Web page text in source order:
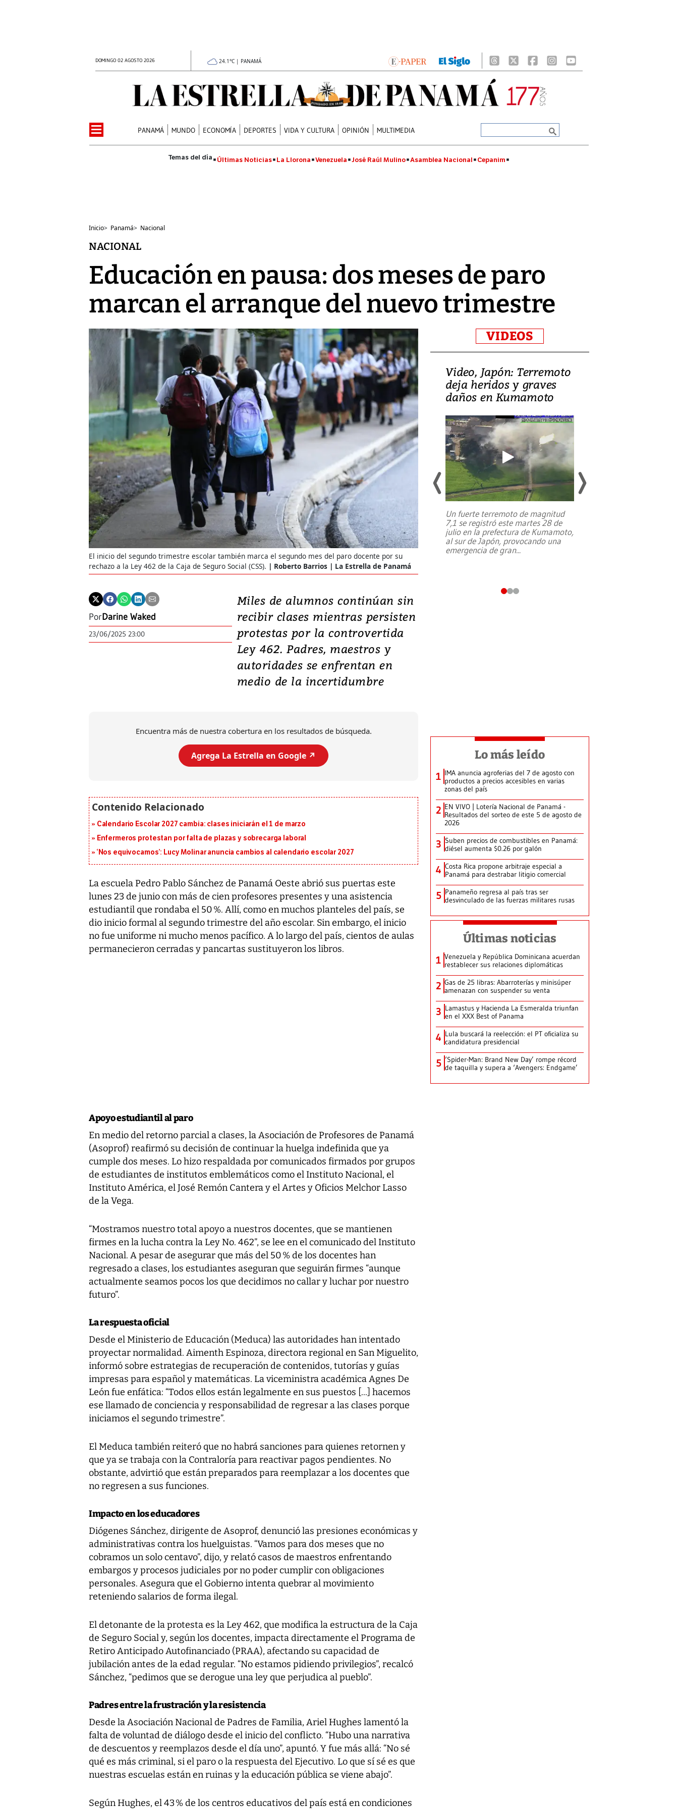
DOMINGO 02 AGOSTO 2026 24.1°C | PANAMÁ
PANAMÁ MUNDO ECONOMÍA DEPORTES VIDA Y CULTURA OPINIÓN MULTIMEDIA
Últimas Noticias La Llorona Venezuela José Raúl Mulino Asamblea Nacional Cepanim
Inicio> Panamá> Nacional
NACIONAL
Educación en pausa: dos meses de paro
marcan el arranque del nuevo trimestre
El inicio del segundo trimestre escolar también marca el segundo mes del paro docente por su
rechazo a la Ley 462 de la Caja de Seguro Social (CSS).
Roberto Barrios | La Estrella de Panamá
PorDarine Waked
23/06/2025 23:00
Miles de alumnos continúan sin
recibir clases mientras persisten
protestas por la controvertida
Ley 462. Padres, maestros y
autoridades se enfrentan en
medio de la incertidumbre
Encuentra más de nuestra cobertura en los resultados de búsqueda.
Agrega La Estrella en Google ↗️
Calendario Escolar 2027 cambia: clases iniciarán el 1 de marzo
Enfermeros protestan por falta de plazas y sobrecarga laboral
‘Nos equivocamos’: Lucy Molinar anuncia cambios al calendario escolar 2027
La escuela Pedro Pablo Sánchez de Panamá Oeste abrió sus puertas este
lunes 23 de junio con más de cien profesores presentes y una asistencia
estudiantil que rondaba el 50 %. Allí, como en muchos planteles del país, se
dio inicio formal al segundo trimestre del año escolar. Sin embargo, el inicio
no fue uniforme ni mucho menos pacífico. A lo largo del país, cientos de aulas
permanecieron cerradas y pancartas sustituyeron los libros.
Apoyo estudiantil al paro
En medio del retorno parcial a clases, la Asociación de Profesores de Panamá
(Asoprof) reafirmó su decisión de continuar la huelga indefinida que ya
cumple dos meses. Lo hizo respaldada por comunicados firmados por grupos
de estudiantes de institutos emblemáticos como el Instituto Nacional, el
Instituto América, el José Remón Cantera y el Artes y Oficios Melchor Lasso
de la Vega.
“Mostramos nuestro total apoyo a nuestros docentes, que se mantienen
firmes en la lucha contra la Ley No. 462”, se lee en el comunicado del Instituto
Nacional. A pesar de asegurar que más del 50 % de los docentes han
regresado a clases, los estudiantes aseguran que seguirán firmes “aunque
actualmente seamos pocos los que decidimos no callar y luchar por nuestro
futuro”.
La respuesta oficial
Desde el Ministerio de Educación (Meduca) las autoridades han intentado
proyectar normalidad. Aimenth Espinoza, directora regional en San Miguelito,
informó sobre estrategias de recuperación de contenidos, tutorías y guías
impresas para español y matemáticas. La viceministra académica Agnes De
León fue enfática: “Todos ellos están legalmente en sus puestos [...] hacemos
ese llamado de conciencia y responsabilidad de regresar a las clases porque
iniciamos el segundo trimestre”.
El Meduca también reiteró que no habrá sanciones para quienes retornen y
que ya se trabaja con la Contraloría para reactivar pagos pendientes. No
obstante, advirtió que están preparados para reemplazar a los docentes que
no regresen a sus funciones.
Impacto en los educadores
Diógenes Sánchez, dirigente de Asoprof, denunció las presiones económicas y
administrativas contra los huelguistas. “Vamos para dos meses que no
cobramos un solo centavo”, dijo, y relató casos de maestros enfrentando
embargos y procesos judiciales por no poder cumplir con obligaciones
personales. Asegura que el Gobierno intenta quebrar al movimiento
reteniendo salarios de forma ilegal.
El detonante de la protesta es la Ley 462, que modifica la estructura de la Caja
de Seguro Social y, según los docentes, impacta directamente el Programa de
Retiro Anticipado Autofinanciado (PRAA), afectando su capacidad de
jubilación antes de la edad regular. “No estamos pidiendo privilegios”, recalcó
Sánchez, “pedimos que se derogue una ley que perjudica al pueblo”.
Padres entre la frustración y la resistencia
Desde la Asociación Nacional de Padres de Familia, Ariel Hughes lamentó la
falta de voluntad de diálogo desde el inicio del conflicto. “Hubo una narrativa
de descuentos y reemplazos desde el día uno”, apuntó. Y fue más allá: “No sé
qué es más criminal, si el paro o la respuesta del Ejecutivo. Lo que sí sé es que
nuestras escuelas están en ruinas y la educación pública se viene abajo”.
Según Hughes, el 43 % de los centros educativos del país está en condiciones
VIDEOS
Isidro Carbonell,
director de la Lotería:
‘Vamos a ser más
transparentes, tengan fe
El director de la Lotería Nacional de
Beneficencia habla de la lotería
clandestina, auditorías internas y su
plan para modernizar la institución
Video, Japón: Terremoto
deja heridos y graves
daños en Kumamoto
Un fuerte terremoto de magnitud
7,1 se registró este martes 28 de
julio en la prefectura de Kumamoto,
al sur de Japón, provocando una
emergencia de gran...
Lo más leído
1 IMA anuncia agroferias del 7 de agosto con
productos a precios accesibles en varias
zonas del país
2 EN VIVO | Lotería Nacional de Panamá -
Resultados del sorteo de este 5 de agosto de
2026
3 Suben precios de combustibles en Panamá:
diésel aumenta $0.26 por galón
4 Costa Rica propone arbitraje especial a
Panamá para destrabar litigio comercial
5 Panameño regresa al país tras ser
desvinculado de las fuerzas militares rusas
Últimas noticias
1 Venezuela y República Dominicana acuerdan
restablecer sus relaciones diplomáticas
2 Gas de 25 libras: Abarroterías y minisúper
amenazan con suspender su venta
3 Lamastus y Hacienda La Esmeralda triunfan
en el XXX Best of Panama
4 Lula buscará la reelección: el PT oficializa su
candidatura presidencial
5 ‘Spider-Man: Brand New Day’ rompe récord
de taquilla y supera a ‘Avengers: Endgame’